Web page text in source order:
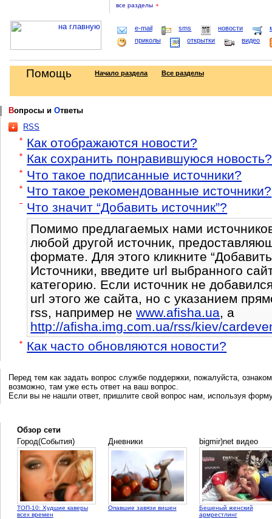
все разделы +
e-mail sms новости
приколы
открытки видео
Помощь Начало раздела Все разделы
Вопросы иОтветы
RSS
Как отображаются новости?
Как сохранить понравившуюся новость?
Что такое подписанные источники?
Что такое рекомендованные источники?
Что значит “Добавить источник”?
Помимо предлагаемых нами
любой другой источник,
формате. Для этого кликните
Источники, введите url выбранного
категорию. Если источник не
url этого же сайта, но с указанием
rss, например неwww.afisha.ua, a
http://afisha.img.com.ua/rss/kiev/
Как часто обновляются новости?
Перед тем как задать вопрос службе поддержки, пожалуйста,
возможно, там уже есть ответ на ваш вопрос.
Если вы не нашли ответ, пришлите свой вопрос нам, используя
Обзор сети
Город(События)
ТОП-10: Худшие каверы
всех времен
Дневники
Опавшие завязи вишен
bigmir)net видео
Бешеный женский
армрестлинг